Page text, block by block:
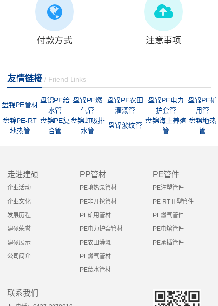
付款方式 注意事项
友情链接 / Friend Links
盘锦PE管材
盘锦PE给
水管
盘锦PE燃
气管
盘锦PE农田
灌溉管
盘锦PE电力
护套管
盘锦PE矿
用管
盘锦PE-RT
地热管
盘锦PE复
合管
盘锦虹吸排
水管
盘锦波纹管
盘锦海上养殖
管
盘锦地热
管
走进建硕
企业活动
企业文化
发展历程
建硕荣誉
建硕展示
公司简介
PP管材
PE地热泵管材
PE非开挖管材
PE矿用管材
PE电力护套管材
PE农田灌溉
PE燃气管材
PE给水管材
PE管件
PE注塑管件
PE-RTⅡ型管件
PE燃气管件
PE电熔管件
PE承插管件
联系我们